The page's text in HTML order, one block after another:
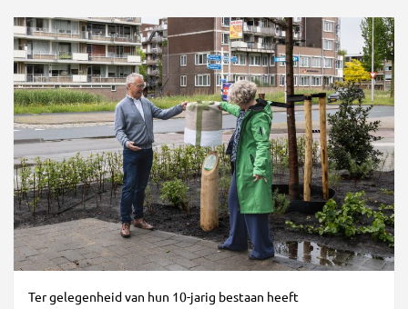
Ter gelegenheid van hun 10-jarig bestaan heeft